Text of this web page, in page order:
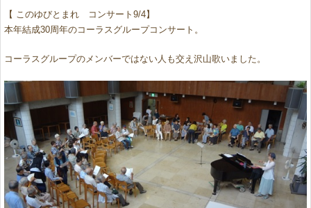
【 このゆびとまれ コンサート9/4】
本年結成30周年のコーラスグループコンサート。
コーラスグループのメンバーではない人も交え沢山歌いました。